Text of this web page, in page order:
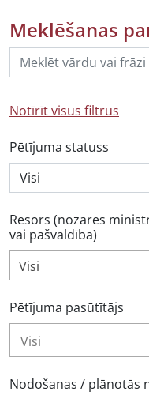
Meklēšanas
Notīrīt visus filtrus
Pētījuma statuss
Resors (nozares
vai pašvaldība)
Visi
Pētījuma pasūtītājs
Nodošanas / plānotās